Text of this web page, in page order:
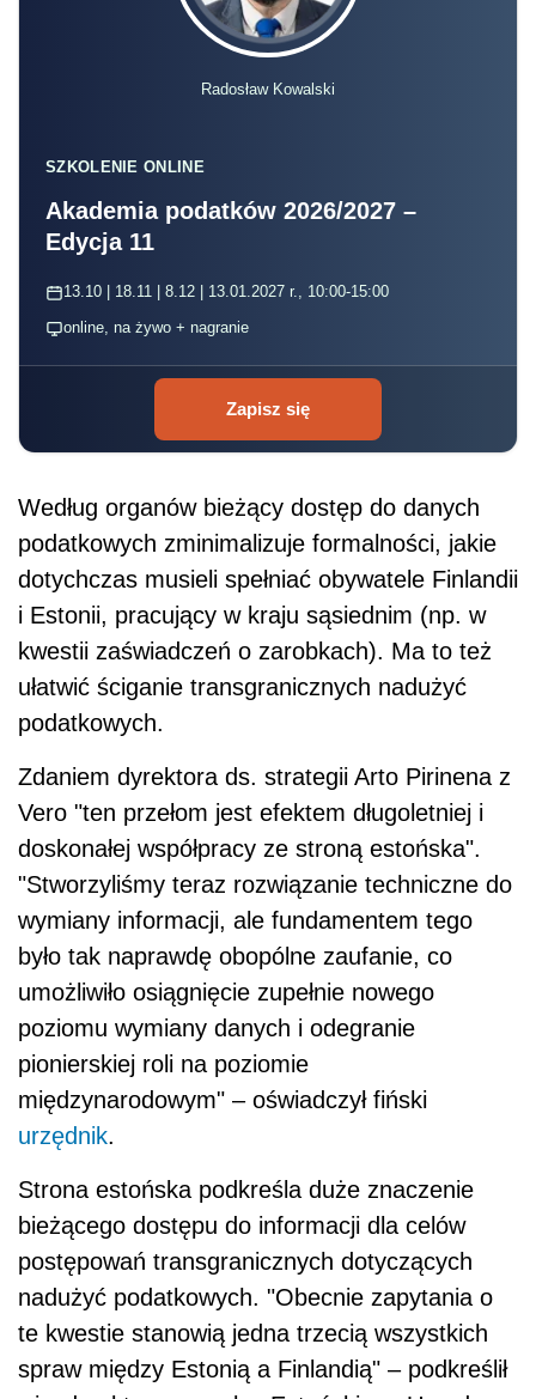
Radosław Kowalski
SZKOLENIE ONLINE
Akademia podatków 2026/2027 –
Edycja 11
13.10 | 18.11 | 8.12 | 13.01.2027 r., 10:00-15:00
online, na żywo + nagranie
Zapisz się
Według organów bieżący dostęp do danych
podatkowych zminimalizuje formalności, jakie
dotychczas musieli spełniać obywatele Finlandii
i Estonii, pracujący w kraju sąsiednim (np. w
kwestii zaświadczeń o zarobkach). Ma to też
ułatwić ściganie transgranicznych nadużyć
podatkowych.
Zdaniem dyrektora ds. strategii Arto Pirinena z
Vero "ten przełom jest efektem długoletniej i
doskonałej współpracy ze stroną estońska".
"Stworzyliśmy teraz rozwiązanie techniczne do
wymiany informacji, ale fundamentem tego
było tak naprawdę obopólne zaufanie, co
umożliwiło osiągnięcie zupełnie nowego
poziomu wymiany danych i odegranie
pionierskiej roli na poziomie
międzynarodowym" – oświadczył fiński
urzędnik.
Strona estońska podkreśla duże znaczenie
bieżącego dostępu do informacji dla celów
postępowań transgranicznych dotyczących
nadużyć podatkowych. "Obecnie zapytania o
te kwestie stanowią jedna trzecią wszystkich
spraw między Estonią a Finlandią" – podkreślił